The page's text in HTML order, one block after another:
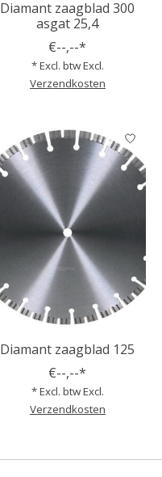
Diamant zaagblad 300
asgat 25,4
€--,--*
* Excl. btw Excl.
Verzendkosten
Diamant zaagblad 125
€--,--*
* Excl. btw Excl.
Verzendkosten